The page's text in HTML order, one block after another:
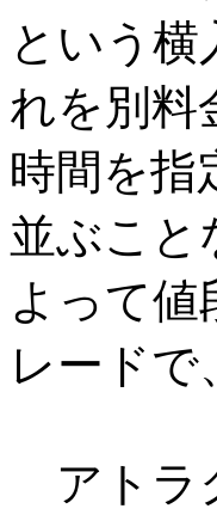
という
れを別料
時間を指
並ぶこと
よって値
レードで
アトラ